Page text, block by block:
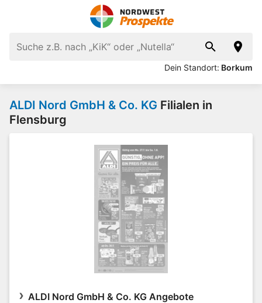
Dein Standort: Borkum
ALDI Nord GmbH & Co. KG Filialen in
Flensburg
ALDI Nord GmbH & Co. KG Angebote